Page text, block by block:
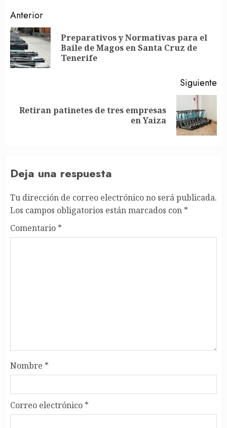
Post
navigation
Anterior
Preparativos y Normativas para el
Baile de Magos en Santa Cruz de
Tenerife
Siguiente
Siguiente
Retiran patinetes de tres empresas
en Yaiza
Deja una respuesta
Tu dirección de correo electrónico no será publicada.
Los campos obligatorios están marcados con *
Comentario *
Nombre *
Correo electrónico *